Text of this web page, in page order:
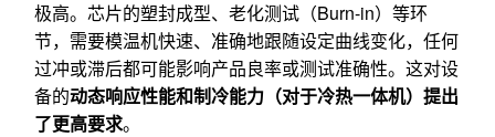
极高。芯片的塑封成型、老化测试（Burn-in）等环
节，需要模温机快速、准确地跟随设定曲线变化，任何
过冲或滞后都可能影响产品良率或测试准确性。这对设
备的动态响应性能和制冷能力（对于冷热一体机）提出
了更高要求。